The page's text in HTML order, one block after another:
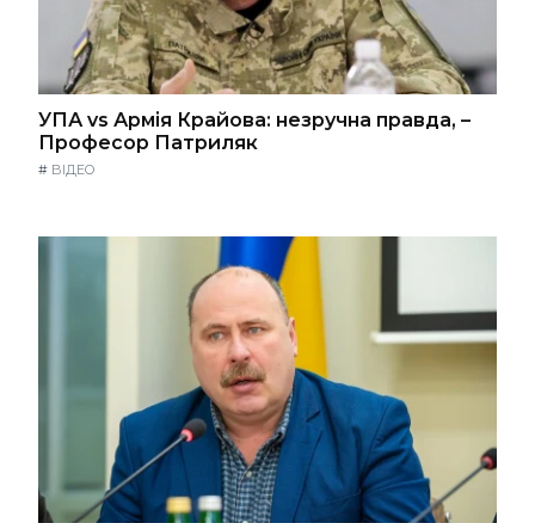
УПА vs Армія Крайова: незручна правда, –
Професор Патриляк
# ВІДЕО